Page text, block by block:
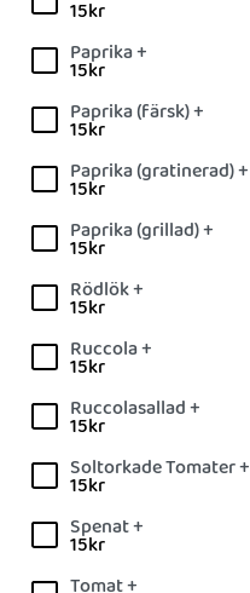
15kr
Paprika +
15kr
Paprika (färsk) +
15kr
Paprika (gratinerad) +
15kr
Paprika (grillad) +
15kr
Rödlök +
15kr
Ruccola +
15kr
Ruccolasallad +
15kr
Soltorkade Tomater +
15kr
Spenat +
15kr
Tomat +